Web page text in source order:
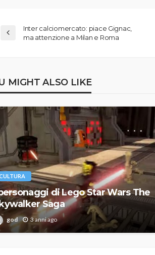
Inter calciomercato: piace Gignac,
ma attenzione a Milan e Roma
MIGHT ALSO LIKE
di Lego Star Wars The
Saga
god 3 anni ago